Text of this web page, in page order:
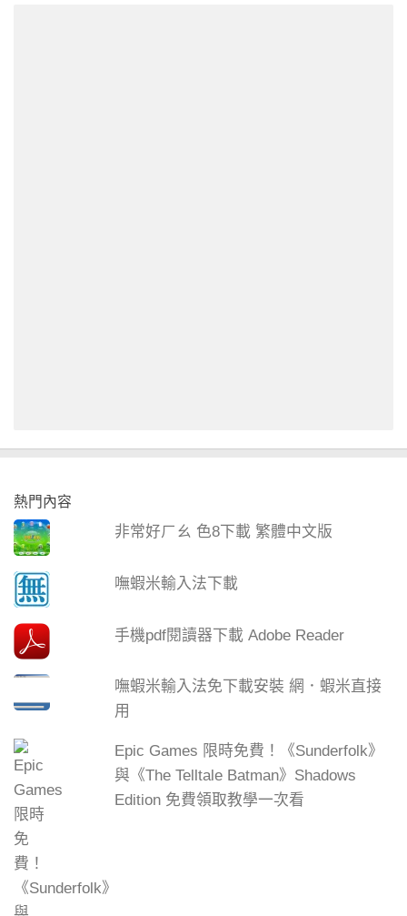
熱門內容
非常好ㄏㄠ 色8下載 繁體中文版
嘸蝦米輸入法下載
手機pdf閱讀器下載 Adobe Reader
嘸蝦米輸入法免下載安裝 網．蝦米直接
用
Epic Games 限時免費！《Sunderfolk》
與《The Telltale Batman》Shadows
Edition 免費領取教學一次看